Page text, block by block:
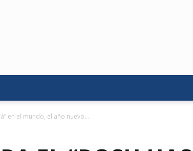
en el mundo, el año nuevo...